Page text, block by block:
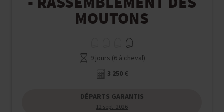
MOUTONS
9 jours (6 à cheval)
3 250 €
DÉPARTS GARANTIS
12 sept. 2026